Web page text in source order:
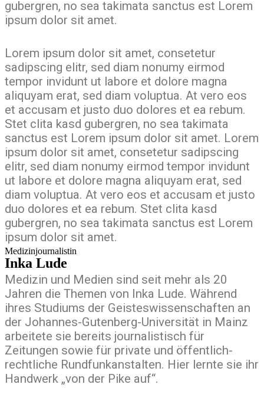
gubergren, no sea takimata sanctus est Lorem
ipsum dolor sit amet.
Lorem ipsum dolor sit amet, consetetur
sadipscing elitr, sed diam nonumy eirmod
tempor invidunt ut labore et dolore magna
aliquyam erat, sed diam voluptua. At vero eos
et accusam et justo duo dolores et ea rebum.
Stet clita kasd gubergren, no sea takimata
sanctus est Lorem ipsum dolor sit amet. Lorem
ipsum dolor sit amet, consetetur sadipscing
elitr, sed diam nonumy eirmod tempor invidunt
ut labore et dolore magna aliquyam erat, sed
diam voluptua. At vero eos et accusam et justo
duo dolores et ea rebum. Stet clita kasd
gubergren, no sea takimata sanctus est Lorem
ipsum dolor sit amet.
Medizinjournalistin
Inka Lude
Medizin und Medien sind seit mehr als 20
Jahren die Themen von Inka Lude. Während
ihres Studiums der Geisteswissenschaften an
der Johannes-Gutenberg-Universität in Mainz
arbeitete sie bereits journalistisch für
Zeitungen sowie für private und öffentlich-
rechtliche Rundfunkanstalten. Hier lernte sie ihr
Handwerk „von der Pike auf“.